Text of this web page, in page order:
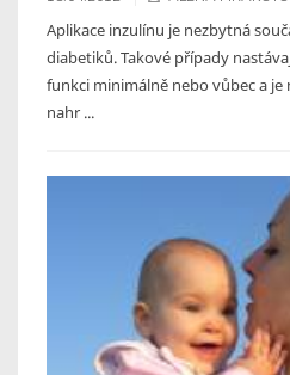
Aplikace inzulínu je nezbytná
diabetiků. Takové případy
funkci minimálně nebo vůbec a
nahr ...